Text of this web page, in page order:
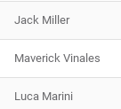
Jack Miller
Maverick Vinales
Luca Marini